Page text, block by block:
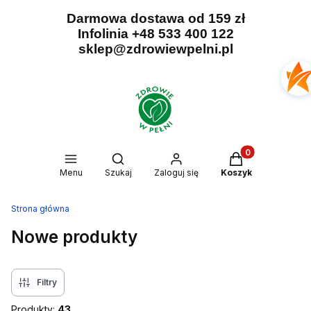
Darmowa dostawa od 159 zł
Infolinia +48 533 400 122
sklep@zdrowiewpelni.pl
Menu
Otwórz wyszukiwarkę
Szukaj Zaloguj się
Produkty w
Koszyk
Strona główna
Nowe produkty
Filtry